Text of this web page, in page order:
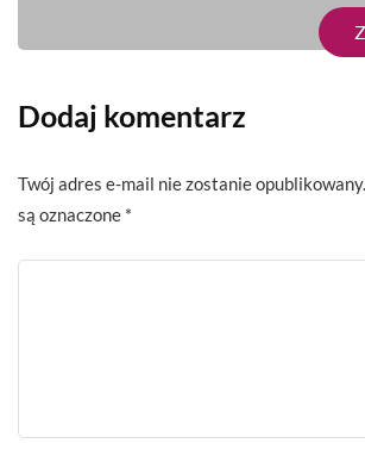
Dodaj komentarz
Twój adres e-mail nie zostanie opublikowany.
są oznaczone *